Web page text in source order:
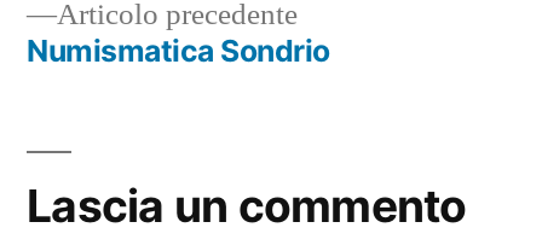
articoli
Articolo precedenteArticolo
precedente:
Numismatica Sondrio
Lascia un commento